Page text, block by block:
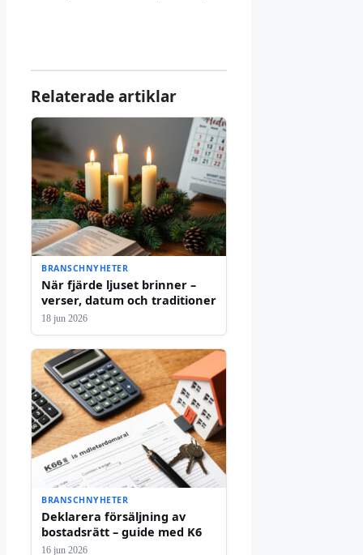
Relaterade artiklar
BRANSCHNYHETER
När fjärde ljuset brinner –
verser, datum och traditioner
18 jun 2026
BRANSCHNYHETER
Deklarera försäljning av
bostadsrätt – guide med K6
16 jun 2026